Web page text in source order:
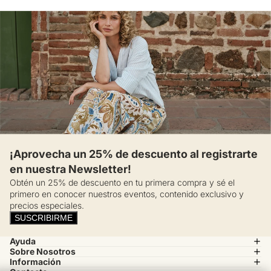
¡Aprovecha un 25% de descuento al registrarte
en nuestra Newsletter!
Obtén un 25% de descuento en tu primera compra y sé el
primero en conocer nuestros eventos, contenido exclusivo y
precios especiales.
SUSCRIBIRME
Ayuda
Sobre Nosotros
Información